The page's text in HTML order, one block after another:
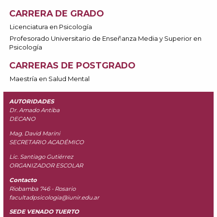
CARRERA DE GRADO
Licenciatura en Psicología
Profesorado Universitario de Enseñanza Media y Superior en
Psicología
CARRERAS DE POSTGRADO
Maestría en Salud Mental
AUTORIDADES
Dr. Amado Antiba
DECANO
Mag. David Marini
SECRETARIO ACADÉMICO
Lic. Santiago Gutiérrez
ORGANIZADOR ESCOLAR
Contacto
Riobamba 746 - Rosario
facultadpsicologia@iunir.edu.ar
SEDE VENADO TUERTO